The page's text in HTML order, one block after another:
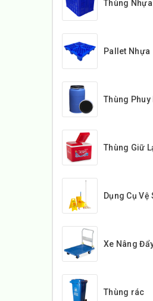
Thùng Nhựa
Pallet Nhựa
Thùng Phuy
Thùng Giữ
Dụng Cụ Vệ
Xe Nâng
Thùng rác